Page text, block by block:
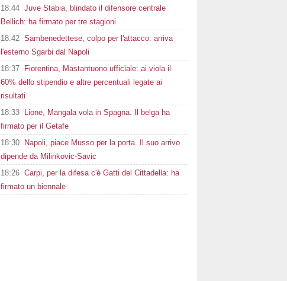
18:44 Juve Stabia, blindato il difensore centrale
Bellich: ha firmato per tre stagioni
18:42 Sambenedettese, colpo per l'attacco: arriva
l'esterno Sgarbi dal Napoli
18:37
Fiorentina, Mastantuono ufficiale: ai viola il
60% dello stipendio e altre percentuali legate ai
risultati
18:33
Lione, Mangala vola in Spagna. Il belga ha
firmato per il Getafe
18:30
Napoli, piace Musso per la porta. Il suo arrivo
dipende da Milinkovic-Savic
18:26 Carpi, per la difesa c'è Gatti del Cittadella: ha
firmato un biennale